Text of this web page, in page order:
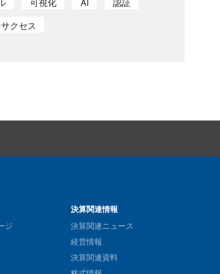
クセス
ジ
決算関連情報
決算関連ニュース
経営情報
決算関連資料